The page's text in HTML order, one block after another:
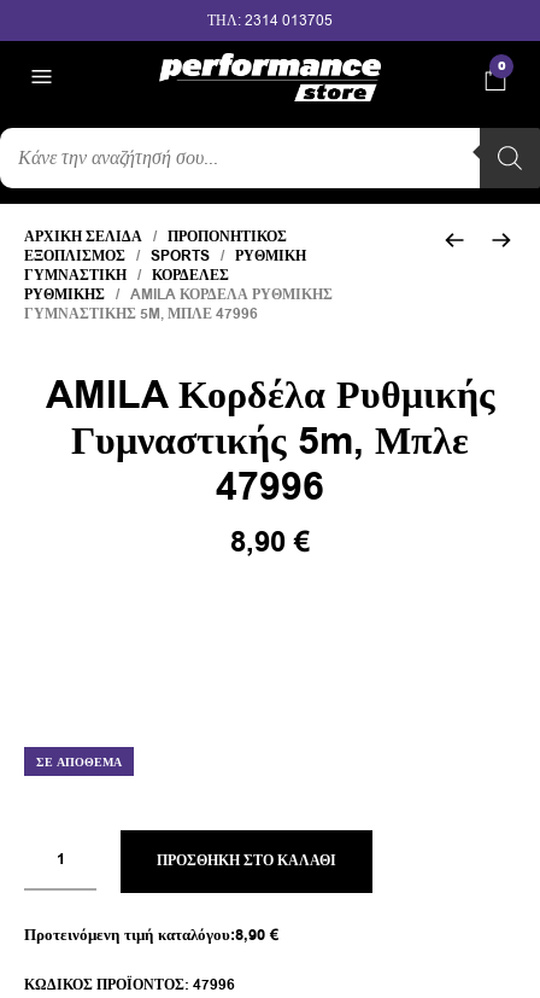
ΤΗΛ: 2314 013705
0
ΑΝΑΖΉΤΗΣΗ
ΠΡΟΪΌΝΤΩΝ
ΑΡΧΙΚΉ ΣΕΛΊΔΑ / ΠΡΟΠΟΝΗΤΙΚΌΣ
ΕΞΟΠΛΙΣΜΌΣ / SPORTS / ΡΥΘΜΙΚΉ
ΓΥΜΝΑΣΤΙΚΉ / ΚΟΡΔΈΛΕΣ
ΡΥΘΜΙΚΉΣ / AMILA ΚΟΡΔΈΛΑ ΡΥΘΜΙΚΉΣ
ΓΥΜΝΑΣΤΙΚΉΣ 5M, ΜΠΛΕ 47996
AMILA Κορδέλα Ρυθμικής
Γυμναστικής 5m, Μπλε
47996
8,90€
ΣΕ ΑΠΌΘΕΜΑ
ΠΡΟΣΘΉΚΗ ΣΤΟ ΚΑΛΆΘΙ
Προτεινόμενη τιμή καταλόγου:8,90€
ΚΩΔΙΚΌΣ ΠΡΟΪΌΝΤΟΣ: 47996